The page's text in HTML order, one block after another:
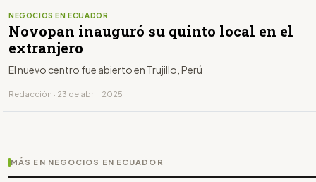
NEGOCIOS EN ECUADOR
Novopan inauguró su quinto local en el
extranjero
El nuevo centro fue abierto en Trujillo, Perú
Redacción · 23 de abril, 2025
MÁS EN NEGOCIOS EN ECUADOR